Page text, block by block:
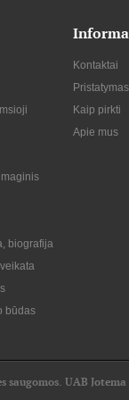
biografija
būdas
Kontaktai
Pristatymas
Kaip pirkti
Apie mus
saugomos. UAB Jotema